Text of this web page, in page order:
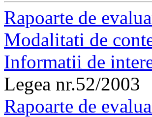
Rapoarte de
Modalitati de
Informatii de
Legea nr.52/2003
Rapoarte de